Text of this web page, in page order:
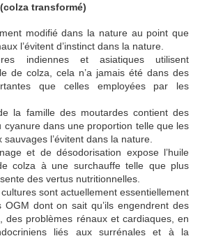
transformé)
modifié dans la nature au point que
l’évitent d’instinct dans la nature.
indiennes et asiatiques utilisent
de colza, cela n’a jamais été dans des
que celles employées par les
la famille des moutardes contient des
cyanure dans une proportion telle que les
l’évitent dans la nature.
et de désodorisation expose l’huile
colza à une surchauffe telle que plus
des vertus nutritionnelles.
sont actuellement essentiellement
OGM dont on sait qu’ils engendrent des
des problèmes rénaux et cardiaques, en
liés aux surrénales et à la